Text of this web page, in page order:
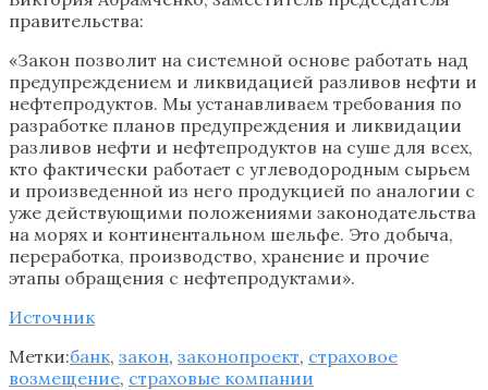
правительства:
«Закон позволит на системной основе работать над
предупреждением и ликвидацией разливов нефти и
нефтепродуктов. Мы устанавливаем требования по
разработке планов предупреждения и ликвидации
разливов нефти и нефтепродуктов на суше для всех,
кто фактически работает с углеводородным сырьем
и произведенной из него продукцией по аналогии с
уже действующими положениями законодательства
на морях и континентальном шельфе. Это добыча,
переработка, производство, хранение и прочие
этапы обращения с нефтепродуктами».
Источник
Метки:банк, закон, законопроект, страховое
возмещение, страховые компании